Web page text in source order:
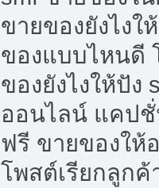
ขายของยังไง
ของแบบไหนดี
ของยังไงให้ปั
ออนไลน์ แคป
ฟรี ขายของให้
โพสต์เรียกลูกค้